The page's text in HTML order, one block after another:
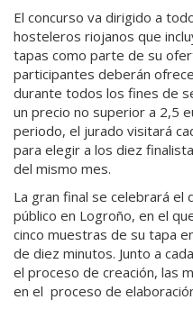
El concurso va dirigido a
hosteleros riojanos que
tapas como parte de su
participantes deberán
durante todos los fines de
un precio no superior a 2,5
periodo, el jurado visitará
para elegir a los diez
del mismo mes.
La gran final se celebrará el
público en Logroño, en el
cinco muestras de su tapa
de diez minutos. Junto a
el proceso de creación, las
en el proceso de